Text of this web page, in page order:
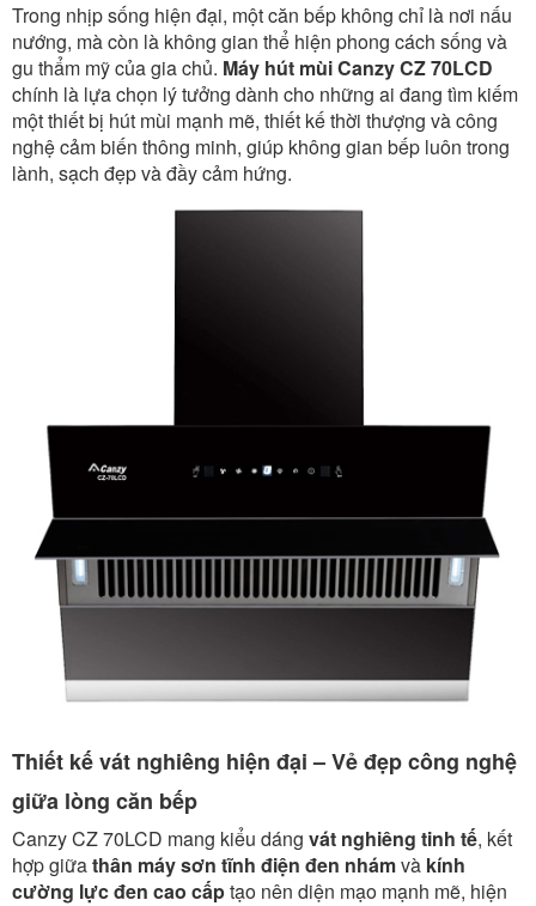
Trong nhịp sống hiện đại, một căn bếp không chỉ là nơi nấu
nướng, mà còn là không gian thể hiện phong cách sống và
gu thẩm mỹ của gia chủ. Máy hút mùi Canzy CZ 70LCD
chính là lựa chọn lý tưởng dành cho những ai đang tìm kiếm
một thiết bị hút mùi mạnh mẽ, thiết kế thời thượng và công
nghệ cảm biến thông minh, giúp không gian bếp luôn trong
lành, sạch đẹp và đầy cảm hứng.
Thiết kế vát nghiêng hiện đại – Vẻ đẹp công nghệ
giữa lòng căn bếp
Canzy CZ 70LCD mang kiểu dáng vát nghiêng tinh tế, kết
hợp giữathân máy sơn tĩnh điện đen nhámvà kính
cường lực đen cao cấptạo nên diện mạo mạnh mẽ, hiện